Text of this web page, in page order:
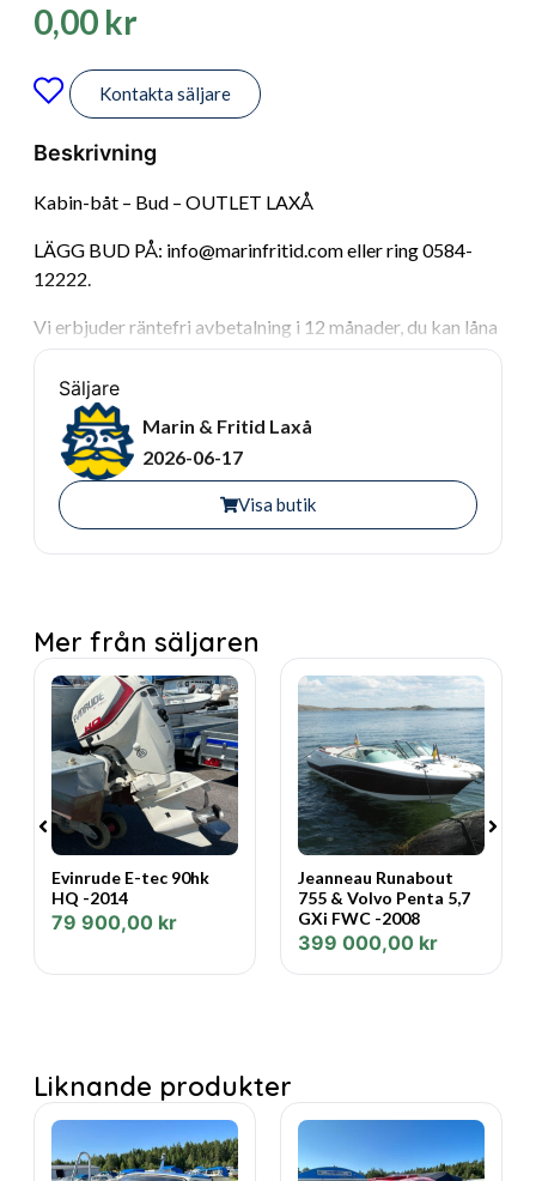
0,00 kr
Kontakta säljare
Beskrivning
Kabin-båt – Bud – OUTLET LAXÅ
LÄGG BUD PÅ: info@marinfritid.com eller ring 0584-
12222.
Vi erbjuder räntefri avbetalning i 12 månader, du kan låna
upp till 100.000 kr per person, utan kontantinsats.
Varmt välkomna önskar vi på Marin & Fritid.
Säljare
Marin & Fritid Laxå
2026-06-17
Visa butik
Mer från säljaren
Evinrude E-tec 90hk
HQ -2014
79 900,00 kr
Jeanneau Runabout
755 & Volvo Penta 5,7
GXi FWC -2008
399 000,00 kr
Liknande produkter